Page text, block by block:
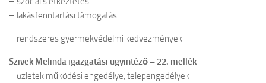
– lakásfenntartási támogatás
– rendszeres gyermekvédelmi kedvezmények
Szivek Melinda igazgatási ügyintéző – 22. mellék
– üzletek működési engedélye, telepengedélyek